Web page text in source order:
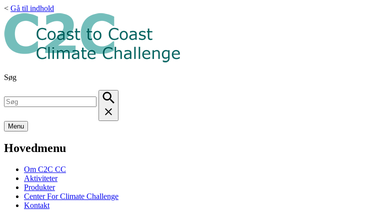
< Gå til indhold
Søg
Menu
Hovedmenu
Om C2C CC
Aktiviteter
Produkter
Center For Climate Challenge
Kontakt